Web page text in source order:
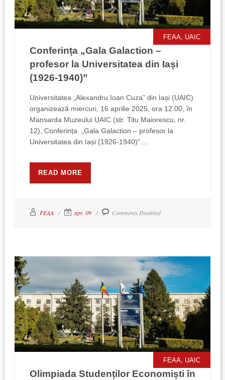
FEAA UAIC
Conferința „Gala Galaction –
profesor la Universitatea din Iași
(1926-1940)”
Universitatea „Alexandru Ioan Cuza” din Iași (UAIC)
organizează miercuri, 16 aprilie 2025, ora 12.00, în
Mansarda Muzeului UAIC (str. Titu Maiorescu, nr.
12), Conferința „Gala Galaction – profesor la
Universitatea din Iași (1926-1940)”....
READ MORE
FEAA apr. 09 Comments Disabled
FEAA UAIC
Olimpiada Studenților Economiști în